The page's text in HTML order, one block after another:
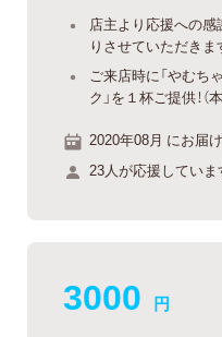
店主より応援への感
りさせていただきま
ご来店時に「やむち
ク」を１杯ご提供！
2020年08月 にお届
23人が応援していま
3000 円